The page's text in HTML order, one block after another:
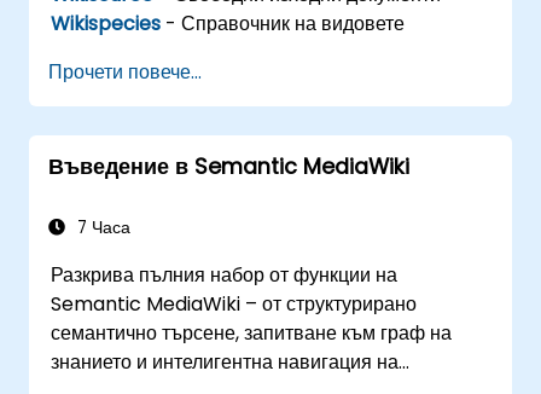
Wikispecies - Справочник на видовете
Прочети повече...
Въведение в Semantic MediaWiki
7 Часа
Разкрива пълния набор от функции на
Semantic MediaWiki – от структурирано
семантично търсене, запитване към граф на
знанието и интелигентна навигация на